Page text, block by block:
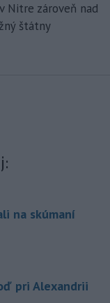
Nitre zároveň nad
štátny
na skúmaní
pri Alexandrii